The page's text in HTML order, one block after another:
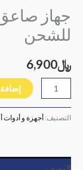
جهاز
للشحن
﷼6,900
التصنيف:أجهزة و أدوات